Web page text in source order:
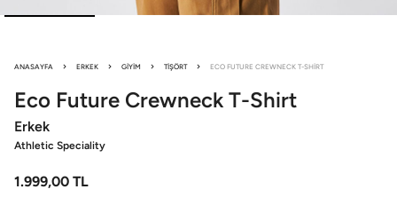
ANASAYFA ERKEK GIYIM TIŞÖRT ECO FUTURE CREWNECK T-SHIRT
Eco Future Crewneck T-Shirt
Erkek
Athletic Speciality
1.999,00 TL